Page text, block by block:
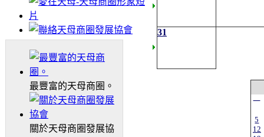
最豐富的天母商圈。
關於天母商圈發展協
31
一
5
12